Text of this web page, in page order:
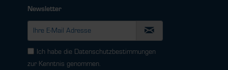
Newsletter
Ich habe die Datenschutzbestimmungen
zur Kenntnis genommen.